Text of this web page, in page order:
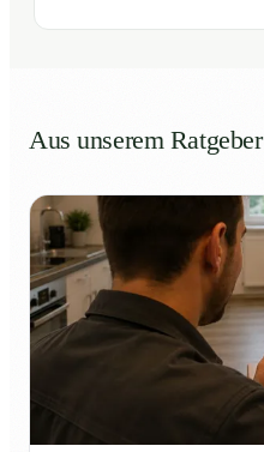
Aus unserem Ratgeber